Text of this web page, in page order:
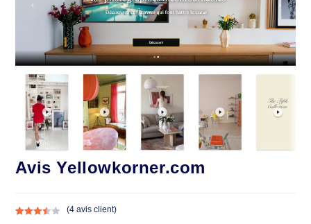
Avis Yellowkorner.com
(4 avis client)